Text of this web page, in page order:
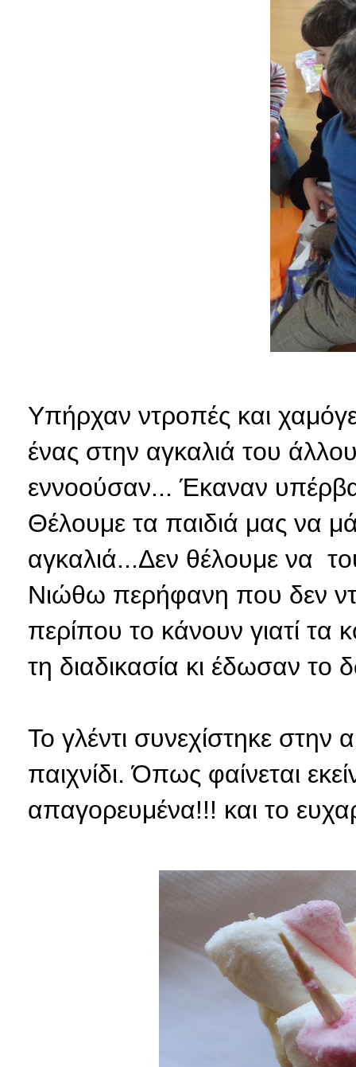
Υπήρχαν ντροπές και
ένας στην αγκαλιά του
εννοούσαν... Έκαναν
Θέλουμε τα παιδιά μας να
αγκαλιά...Δεν θέλουμε να
Νιώθω περήφανη που δεν
περίπου το κάνουν γιατί τα
τη διαδικασία κι έδωσαν το
Το γλέντι συνεχίστηκε στην
παιχνίδι. Όπως φαίνεται
απαγορευμένα!!! και το